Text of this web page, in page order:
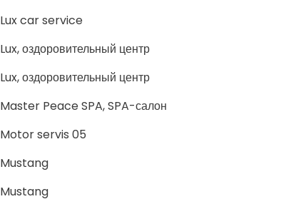
Lux car service
Lux, оздоровительный центр
Lux, оздоровительный центр
Master Peace SPA, SPA-салон
Motor servis 05
Mustang
Mustang